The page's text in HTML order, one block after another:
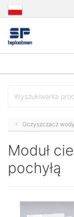
Oczyszczacz wody
Moduł
pochyłą